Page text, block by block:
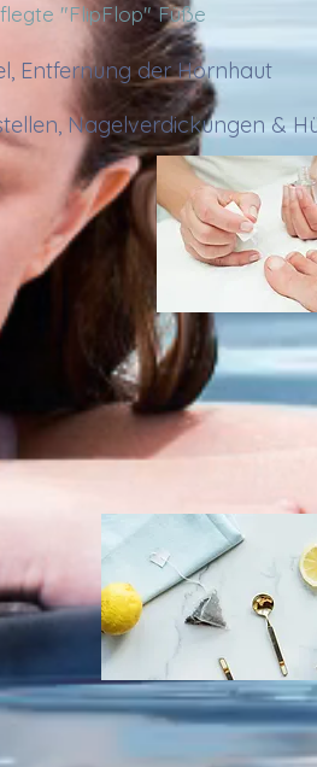
"FlipFlop" Füße
Entfernung der Hornhaut
Nagelverdickungen &